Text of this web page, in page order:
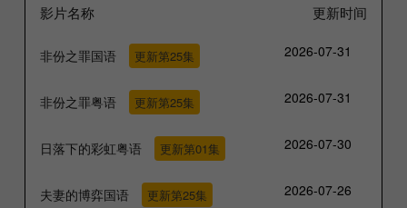
影片名称 更新时间
非份之罪国语 更新第25集 2026-07-31
非份之罪粤语 更新第25集 2026-07-31
日落下的彩虹粤语 更新第01集 2026-07-30
夫妻的博弈国语 更新第25集 2026-07-26